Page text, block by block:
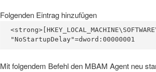
Folgenden Eintrag hinzufügen
Mit folgendem Befehl den MBAM Agent neu